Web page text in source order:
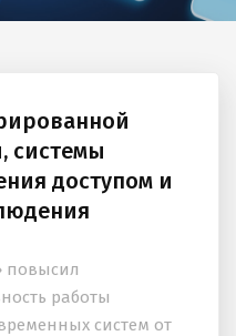
системы
доступом и
повысил
работы
систем от